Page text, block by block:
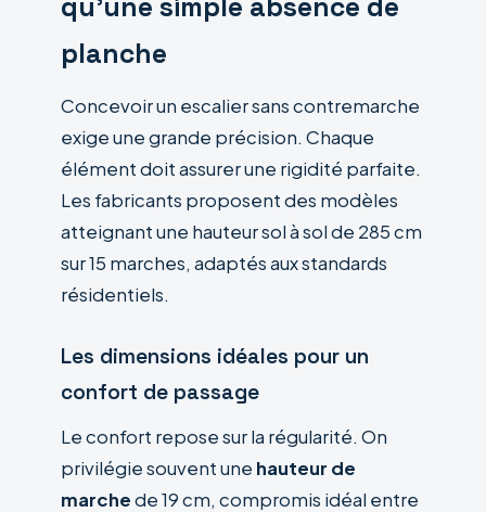
qu’une simple absence de
planche
Concevoir un escalier sans contremarche
exige une grande précision. Chaque
élément doit assurer une rigidité parfaite.
Les fabricants proposent des modèles
atteignant une hauteur sol à sol de 285 cm
sur 15 marches, adaptés aux standards
résidentiels.
Les dimensions idéales pour un
confort de passage
Le confort repose sur la régularité. On
privilégie souvent une hauteur de
marchede 19 cm, compromis idéal entre